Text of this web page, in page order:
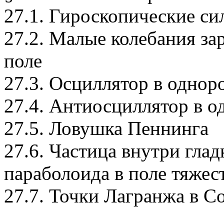
27.1. Гироскопические
27.2. Малые колебания
поле
27.3. Осциллятор в
27.4. Антиосциллятор в
27.5. Ловушка Пеннинга
27.6. Частица внутри
параболоида в поле
27.7. Точки Лагранжа в